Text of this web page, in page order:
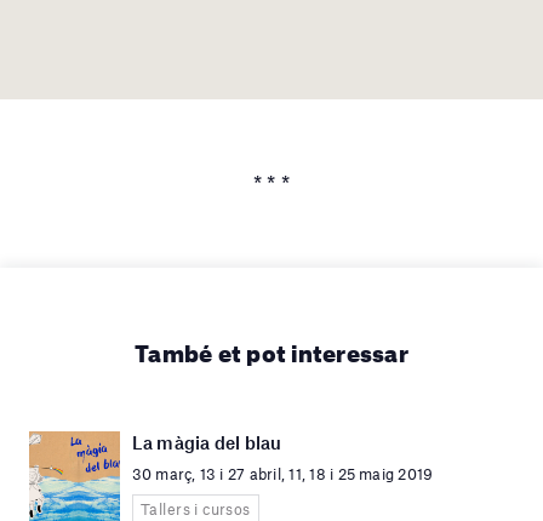
* * *
També et pot interessar
La màgia del blau
30 març, 13 i 27 abril, 11, 18 i 25 maig 2019
Tallers i cursos